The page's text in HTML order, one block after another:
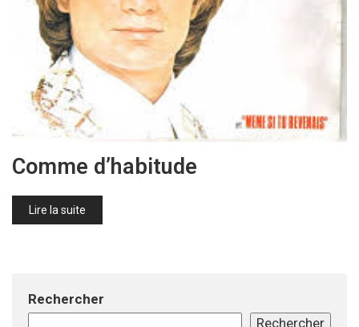
Comme d’habitude
Lire la suite
Rechercher
Rechercher